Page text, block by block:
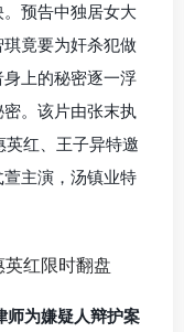
预告中独居女大
竟要为奸杀犯做
上的秘密逐一浮
。该片由张末执
英红、王子异特邀
主演，汤镇业特
师为嫌疑人辩护案